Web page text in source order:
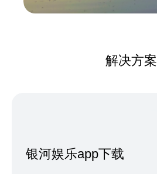
解决方案
银河娱乐app下载